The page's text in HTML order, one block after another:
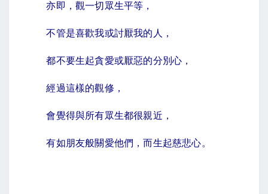
亦即，觀一切眾生平等，
不管是喜歡我或討厭我的人，
都不要生起貪愛或厭惡的分別心，
經過這樣的觀修，
會覺得與所有眾生都很親近，
有如朋友般關愛他們，而生起慈悲心。